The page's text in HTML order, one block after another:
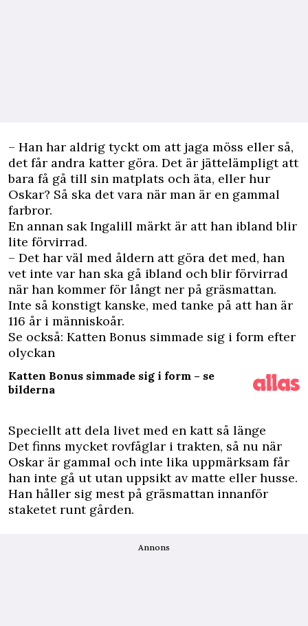
– Han har aldrig tyckt om att jaga möss eller så,
det får andra katter göra. Det är jättelämpligt att
bara få gå till sin matplats och äta, eller hur
Oskar? Så ska det vara när man är en gammal
farbror.
En annan sak Ingalill märkt är att han ibland blir
lite förvirrad.
– Det har väl med åldern att göra det med, han
vet inte var han ska gå ibland och blir förvirrad
när han kommer för långt ner på gräsmattan.
Inte så konstigt kanske, med tanke på att han är
116 år i människoår.
Se också: Katten Bonus simmade sig i form efter
olyckan
Katten Bonus simmade sig i form – se
bilderna
Speciellt att dela livet med en katt så länge
Det finns mycket rovfåglar i trakten, så nu när
Oskar är gammal och inte lika uppmärksam får
han inte gå ut utan uppsikt av matte eller husse.
Han håller sig mest på gräsmattan innanför
staketet runt gården.
Annons